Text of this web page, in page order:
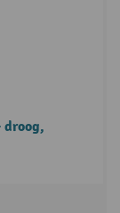
droog,